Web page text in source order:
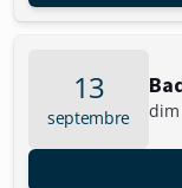
13
septembre dim